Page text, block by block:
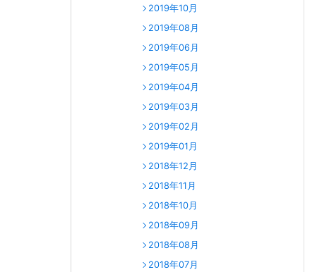
2019年10月
2019年08月
2019年06月
2019年05月
2019年04月
2019年03月
2019年02月
2019年01月
2018年12月
2018年11月
2018年10月
2018年09月
2018年08月
2018年07月